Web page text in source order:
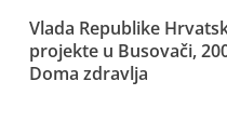
Vlada Republike
projekte u Busovači,
Doma zdravlja